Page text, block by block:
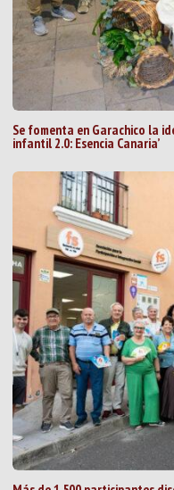
Se fomenta en Garachico la
infantil 2.0: Esencia Canaria’